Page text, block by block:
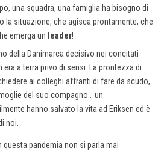
una squadra, una famiglia ha bisogno di
la situazione, che agisca prontamente, che
emerga un leader!
della Danimarca decisivo nei concitati
era a terra privo di sensi. La prontezza di
ai colleghi affranti di fare da scudo,
del suo compagno… un
hanno salvato la vita ad Eriksen ed è
noi.
pandemia non si parla mai